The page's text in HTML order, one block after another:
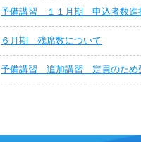
予備講習 １１月期 申込者数進
６月期 残席数について
予備講習 追加講習 定員のため